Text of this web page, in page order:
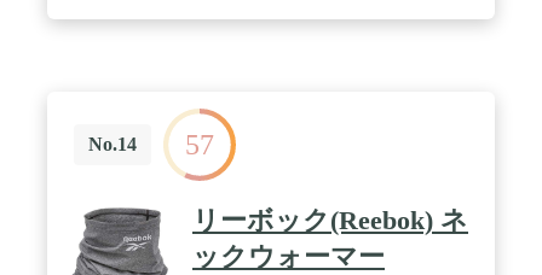
カバーのサイズは一つだけ、頭と合わない場合があ
りかもしれません。商品上では何かご問題がありま
したら、弊店を連絡してください。交換にしても返
金しても、できる限り早くお客様のために解決させ
ます。
No.14 57
リーボック(Reebok) ネ
ックウォーマー